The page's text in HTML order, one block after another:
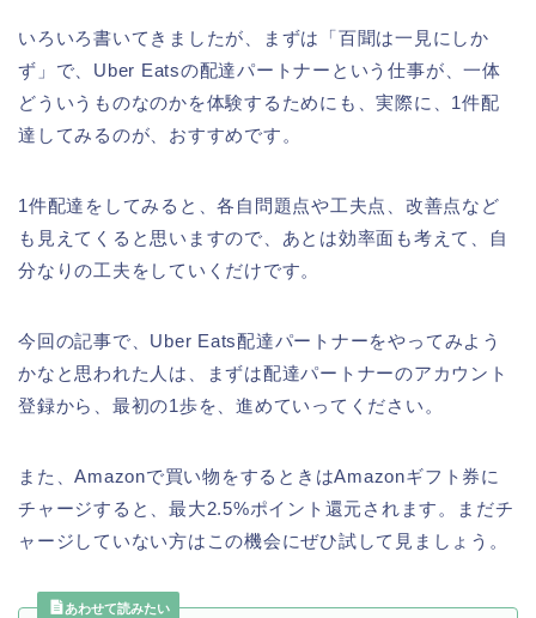
いろいろ書いてきましたが、まずは「百聞は一見にしか
ず」で、Uber Eatsの配達パートナーという仕事が、一体
どういうものなのかを体験するためにも、実際に、1件配
達してみるのが、おすすめです。
1件配達をしてみると、各自問題点や工夫点、改善点など
も見えてくると思いますので、あとは効率面も考えて、自
分なりの工夫をしていくだけです。
今回の記事で、Uber Eats配達パートナーをやってみよう
かなと思われた人は、まずは配達パートナーのアカウント
登録から、最初の1歩を、進めていってください。
また、Amazonで買い物をするときはAmazonギフト券に
チャージすると、最大2.5%ポイント還元されます。まだチ
ャージしていない方はこの機会にぜひ試して見ましょう。
あわせて読みたい